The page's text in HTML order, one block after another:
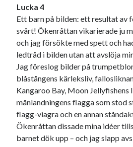
Bokstävlar & AI – mitt levebröd. Gå en kurs!
Den stora bloggläsarvärvsveckan
Godisbrödet från himlen
Köttfärslimpan på allas läppar
Länkskolan
Lotten som Sommarpratare (i fantasin
Vad ska du laga för mat idag? (Recept!)
Meta
Logga in
Flöde för inlägg
Lucka 4
Ett barn på bilden: ett resultat av
svårt! Ökenråttan vikarierade ju
och jag försökte med spett och
ledtråd i bilden utan att avslöja
Jag föreslog bilder på
blåstångens kärleksliv,
Kangaroo Bay, Moon Jellyfishens
månlandningens flagga som stod
flagg-viagra och en annan
Ökenråttan dissade mina idéer
barnet dök upp – och jag slapp